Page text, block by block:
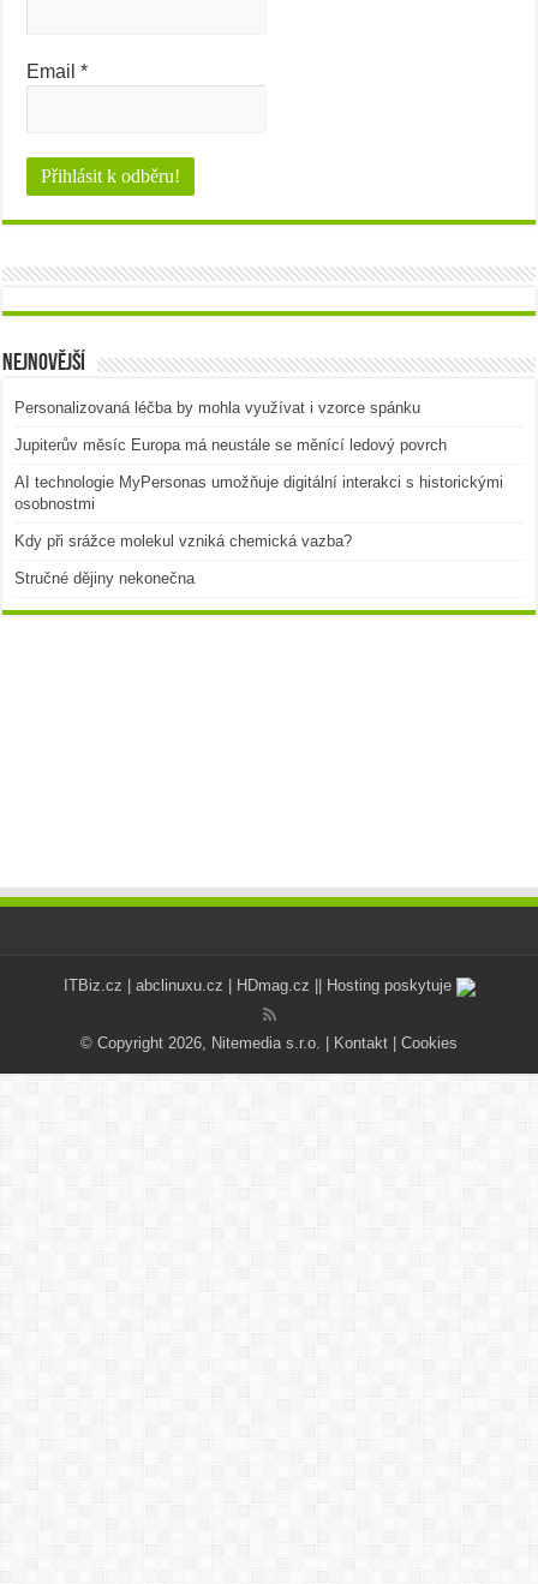
Email*
Nejnovější
Personalizovaná léčba by mohla využívat i vzorce spánku
Jupiterův měsíc Europa má neustále se měnící ledový povrch
AI technologie MyPersonas umožňuje digitální interakci s historickými
osobnostmi
Kdy při srážce molekul vzniká chemická vazba?
Stručné dějiny nekonečna
ITBiz.cz abclinuxu.cz HDmag.cz || Hosting poskytuje
© Copyright 2026, Nitemedia s.r.o. | Kontakt Cookies